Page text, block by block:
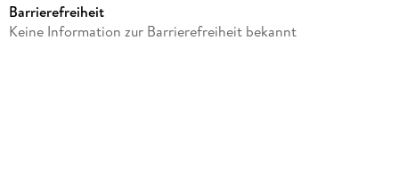
Laufzeit
Barrierefreiheit
Keine Information zur Barrierefreiheit bekannt